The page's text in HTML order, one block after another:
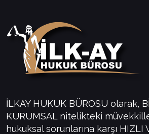
İLKAY HUKUK BÜROSU olarak,
KURUMSAL nitelikteki
hukuksal sorunlarına karşı HIZLI